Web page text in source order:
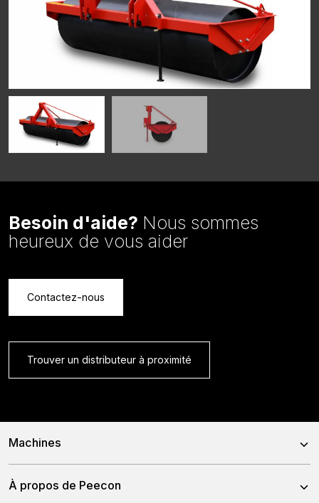
Besoin d'aide? Nous sommes
heureux de vous aider
Contactez-nous
Trouver un distributeur à proximité
Machines
Mélangeuses
À propos de Peecon